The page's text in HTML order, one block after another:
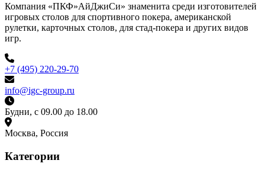
Компания «ПКФ»АйДжиСи» знаменита среди изготовителей
игровых столов для спортивного покера, американской
рулетки, карточных столов, для стад-покера и других видов
игр.
+7 (495) 220-29-70
info@igc-group.ru
Будни, с 09.00 до 18.00
Москва, Россия
Категории